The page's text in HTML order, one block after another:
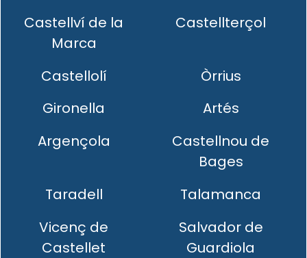
Castellví de la
Marca
Castellterçol
Castellolí
Òrrius
Gironella
Artés
Argençola
Castellnou de
Bages
Taradell
Talamanca
Vicenç de
Castellet
Salvador de
Guardiola